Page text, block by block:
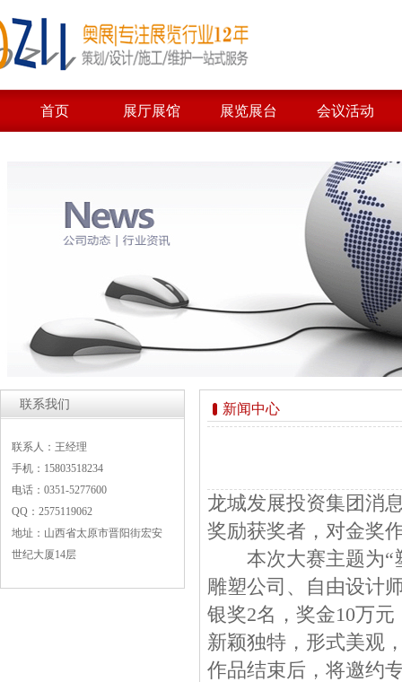
首页 展厅展馆 展览展台 会议活动
联系我们
联系人：王经理
手机：15803518234
电话：0351-5277600
QQ：2575119062
地址：山西省太原市晋阳街宏安
世纪大厦14层
新闻中心
龙城发展投资集团消
奖励获奖者， 对金奖
本次大赛主题为“塑
雕塑公司、自由设计
银奖2名，奖金10万
新颖独特，形式美观
作品结束后，将邀约